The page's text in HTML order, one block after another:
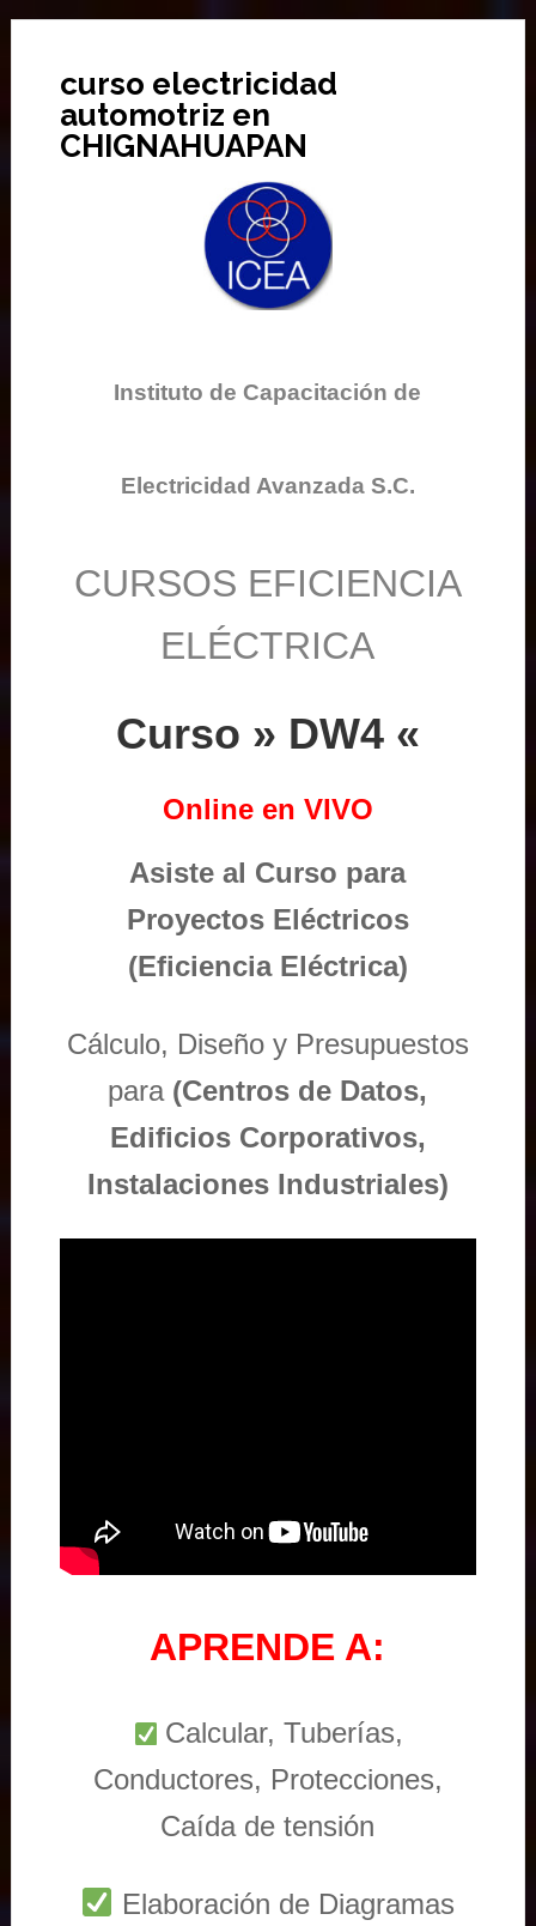
curso electricidad
automotriz en
CHIGNAHUAPAN
Instituto de Capacitación de
Electricidad Avanzada S.C.
CURSOS EFICIENCIA
ELÉCTRICA
Curso » DW4 «
Online en VIVO
Asiste al Curso para
Proyectos Eléctricos
(Eficiencia Eléctrica)
Cálculo, Diseño y Presupuestos
para (Centros de Datos,
Edificios Corporativos,
Instalaciones Industriales)
APRENDE A:
Calcular, Tuberías,
Conductores, Protecciones,
Caída de tensión
Elaboración de Diagramas